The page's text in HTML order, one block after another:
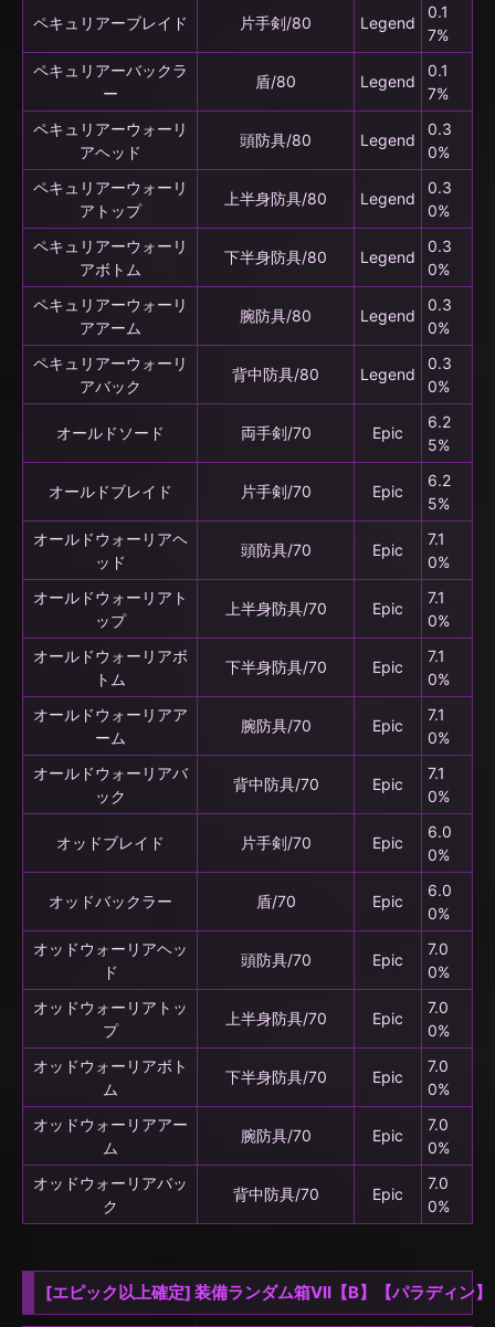
ペキュリアーブレイド 片手剣/80 Legend
0.1
7%
ペキュリアーバックラ
ー
盾/80 Legend
0.1
7%
ペキュリアーウォーリ
アヘッド
頭防具/80 Legend
0.3
0%
ペキュリアーウォーリ
アトップ
上半身防具/80 Legend
0.3
0%
ペキュリアーウォーリ
アボトム
下半身防具/80 Legend
0.3
0%
ペキュリアーウォーリ
アアーム
腕防具/80 Legend
0.3
0%
ペキュリアーウォーリ
アバック
背中防具/80 Legend
0.3
0%
オールドソード 両手剣/70 Epic
6.2
5%
オールドブレイド 片手剣/70 Epic
6.2
5%
オールドウォーリアヘ
ッド
頭防具/70 Epic
7.1
0%
オールドウォーリアト
ップ
上半身防具/70 Epic
7.1
0%
オールドウォーリアボ
トム
下半身防具/70 Epic
7.1
0%
オールドウォーリアア
ーム
腕防具/70 Epic
7.1
0%
オールドウォーリアバ
ック
背中防具/70 Epic
7.1
0%
オッドブレイド 片手剣/70 Epic
6.0
0%
オッドバックラー 盾/70 Epic
6.0
0%
オッドウォーリアヘッ
ド
頭防具/70 Epic
7.0
0%
オッドウォーリアトッ
プ
上半身防具/70 Epic
7.0
0%
オッドウォーリアボト
ム
下半身防具/70 Epic
7.0
0%
オッドウォーリアアー
ム
腕防具/70 Epic
7.0
0%
オッドウォーリアバッ
ク
背中防具/70 Epic
7.0
0%
[エピック以上確定] 装備ランダム箱VII【B】【パラディン】